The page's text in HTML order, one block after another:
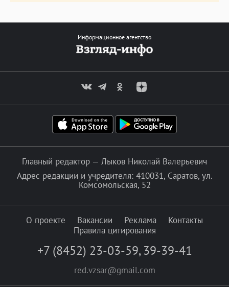
Информационное агентство
Главный редактор — Лыков Николай Валерьевич
Адрес редакции и учредителя: 410031, Саратов, ул.
Комсомольская, 52
О проекте Вакансии Реклама
Контакты
Правила цитирования
+7 (8452) 23-03-59, 39-39-41
red.vzsar@gmail.com